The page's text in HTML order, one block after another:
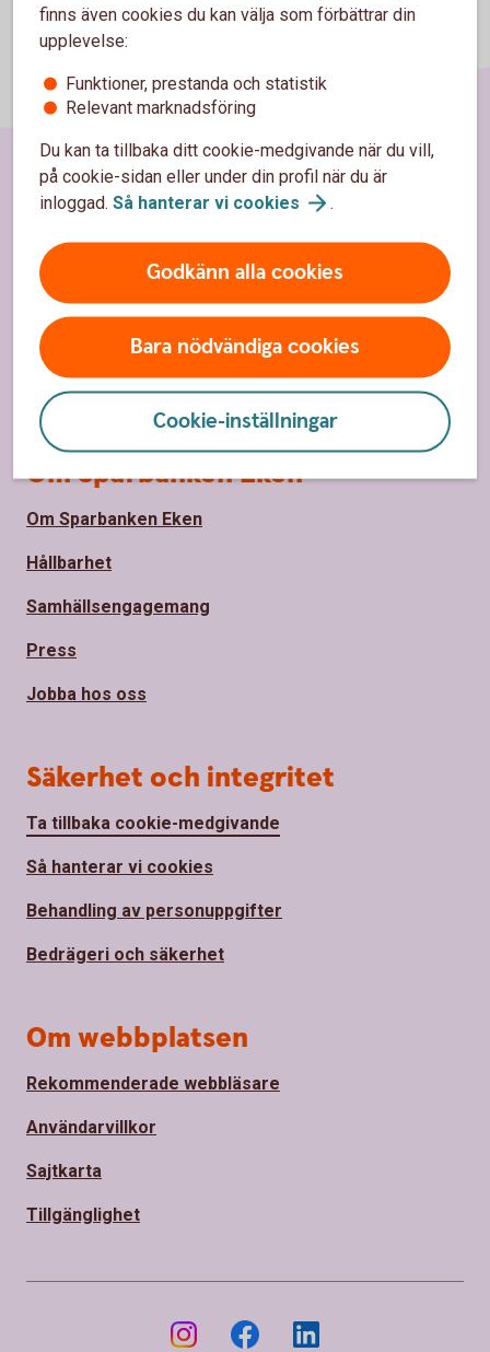
finns även cookies du kan välja som förbättrar din
upplevelse:
Funktioner, prestanda och statistik
Relevant marknadsföring
Du kan ta tillbaka ditt cookie-medgivande när du vill,
på cookie-sidan eller under din profil när du är
inloggad. Så hanterar vi cookies .
Godkänn alla cookies
Bara nödvändiga cookies
Cookie-inställningar
Sidfot
Hitta snabbt
Kontakta oss
Spärrhjälp
Priser, räntor och kurser för privatpersoner
Räntor, priser och kurser för företag
Om Sparbanken Eken
Om Sparbanken Eken
Hållbarhet
Samhällsengagemang
Press
Jobba hos oss
Säkerhet och integritet
Ta tillbaka cookie-medgivande
Så hanterar vi cookies
Behandling av personuppgifter
Bedrägeri och säkerhet
Om webbplatsen
Rekommenderade webbläsare
Användarvillkor
Sajtkarta
Tillgänglighet